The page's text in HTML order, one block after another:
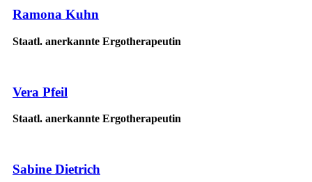
Ramona Kuhn
Staatl. anerkannte Ergotherapeutin
Vera Pfeil
Staatl. anerkannte Ergotherapeutin
Sabine Dietrich